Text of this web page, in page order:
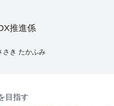
推進係
さき たかふみ
目指す